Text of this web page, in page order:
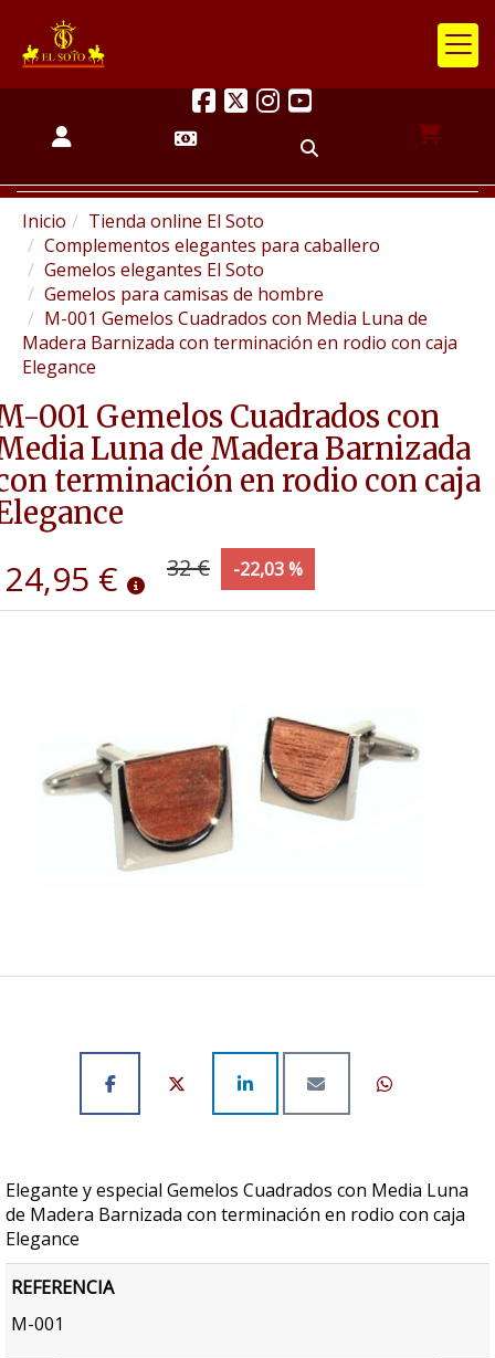
Inicio
Tienda online El Soto
Complementos elegantes para caballero
Gemelos elegantes El Soto
Gemelos para camisas de hombre
M-001 Gemelos Cuadrados con Media Luna de
Madera Barnizada con terminación en rodio con caja
Elegance
001 Gemelos Cuadrados con
Luna de Madera Barnizada
terminación en rodio con caja
24,95 € 32 € -22,03 %
Elegante y especial Gemelos Cuadrados con Media Luna
de Madera Barnizada con terminación en rodio con caja
Elegance
REFERENCIA
M-001